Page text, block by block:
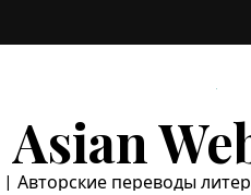
Asian
Авторские переводы